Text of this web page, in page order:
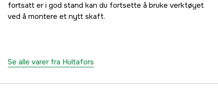
fortsatt er i god stand kan du fortsette å bruke verktøyet
ved å montere et nytt skaft.
Se alle varer fra Hultafors